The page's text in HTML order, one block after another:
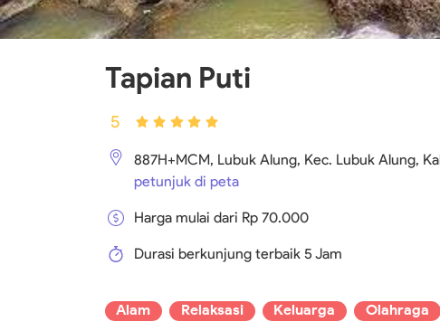
Tapian Puti
5
887H+MCM, Lubuk Alung, Kec. Lubuk Alung,
petunjuk di peta
Harga mulai dari Rp 70.000
Durasi berkunjung terbaik5 Jam
Alam Relaksasi Keluarga Olahraga